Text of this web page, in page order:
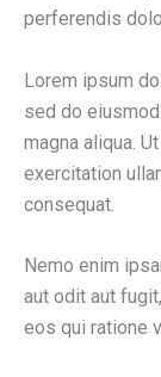
perferendis
Lorem ipsum
sed do
magna aliqua.
exercitation
consequat.
Nemo enim
aut odit aut
eos qui ratione